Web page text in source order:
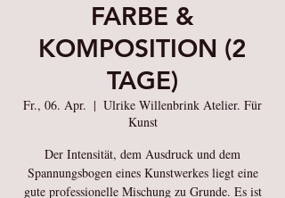
FARBE &
KOMPOSITION (2
TAGE)
Fr., 06. Apr.
  |
Ulrike Willenbrink Atelier. Für
Kunst
Der Intensität, dem Ausdruck und dem
Spannungsbogen eines Kunstwerkes liegt eine
gute professionelle Mischung zu Grunde. Es ist